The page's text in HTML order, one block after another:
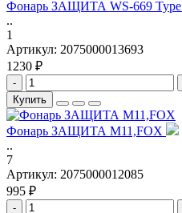
Фонарь ЗАЩИТА WS-669 Type
..
1
Артикул: 2075000013693
1230 ₽
-
Купить
Фонарь ЗАЩИТА M11,FOX
..
7
Артикул: 2075000012085
995 ₽
-